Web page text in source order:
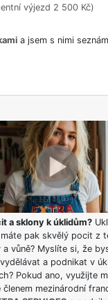
výjezd 2 500 Kč)
a jsem s nimi
a sklony k úklidům?
pak skvělý pocit z
vůně? Myslíte si, že
a podnikat v
Pokud ano, využijte
mezinárodní